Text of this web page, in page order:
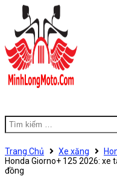
Trang Chủ Xe xăng
Honda Giorno+ 125 2026: xe
đồng